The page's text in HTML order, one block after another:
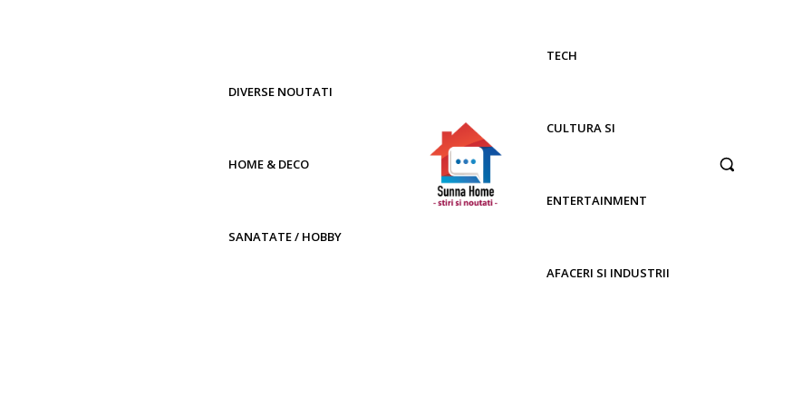
DIVERSE NOUTATI
HOME & DECO
SANATATE / HOBBY
TECH
CULTURA SI
ENTERTAINMENT
AFACERI SI INDUSTRII